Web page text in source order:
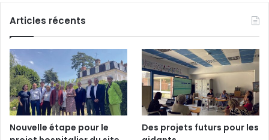
Articles récents
Nouvelle étape pour le
Des projets futurs pour les